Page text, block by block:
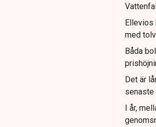
Ellevios
med
Båda
Det är
senaste
I år,